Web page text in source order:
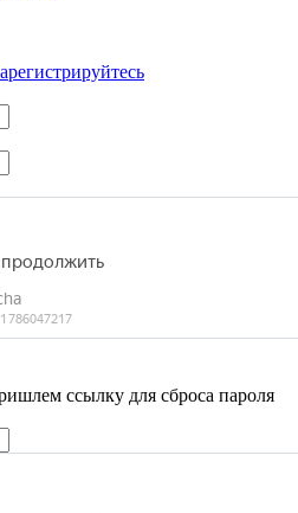
ссылку для сброса пароля